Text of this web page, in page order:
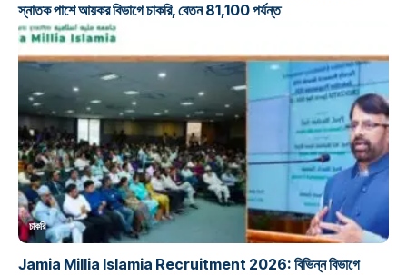
স্নাতক পাশে আয়কর বিভাগে চাকরি, বেতন 81,100 পর্যন্ত
চাকরি
Jamia Millia Islamia Recruitment 2026: বিভিন্ন বিভাগে